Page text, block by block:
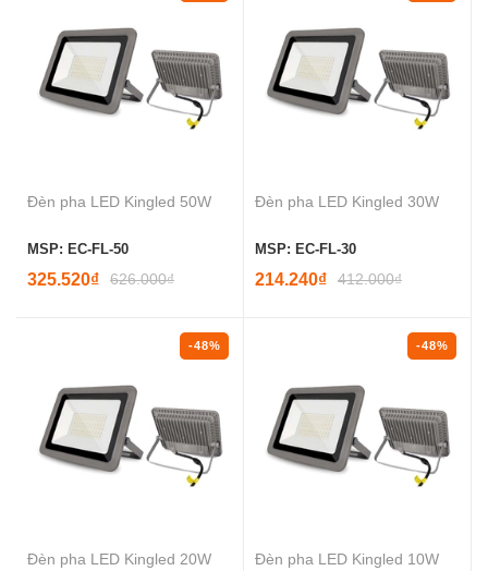
Đèn pha LED Kingled 50W
MSP: EC-FL-50
325.520₫ 626.000₫
Đèn pha LED Kingled 30W
MSP: EC-FL-30
214.240₫ 412.000₫
-48%
Đèn pha LED Kingled 20W
-48%
Đèn pha LED Kingled 10W